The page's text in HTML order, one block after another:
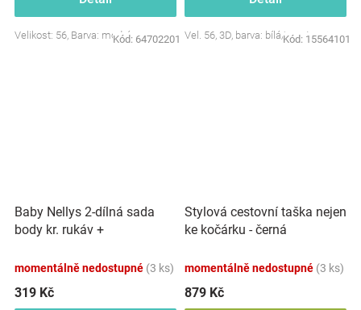
Velikost: 56, Barva: modrá
Kód: 64702201 Vel. 56, 3D, barva: bílá/smetana
Kód: 15564101
Baby Nellys 2-dílná sada
body kr. rukáv +
Little Star
momentálně nedostupné (3 ks)
319 Kč
Stylová cestovní taška nejen
ke kočárku - černá
momentálně nedostupné (3 ks)
879 Kč